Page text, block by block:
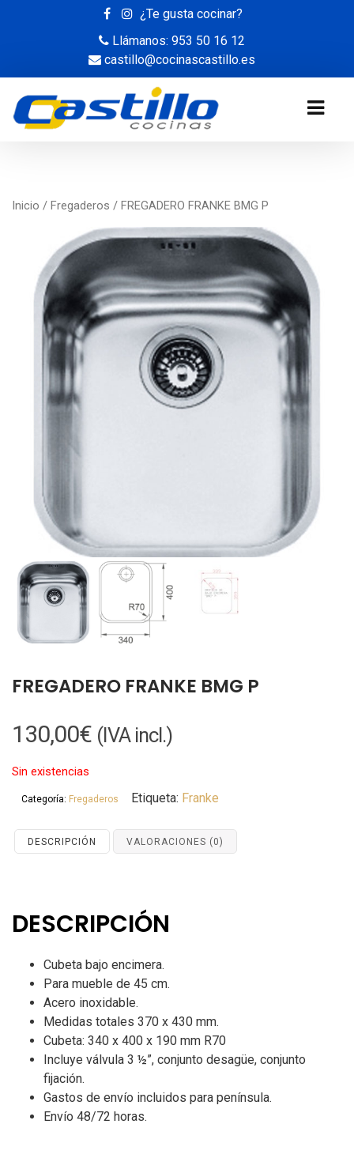
¿Te gusta cocinar?
Llámanos: 953 50 16 12
castillo@cocinascastillo.es
Inicio / Fregaderos / FREGADERO FRANKE BMG P
FREGADERO FRANKE BMG P
130,00€ (IVA incl.)
Sin existencias
Categoría: Fregaderos Etiqueta: Franke
DESCRIPCIÓN VALORACIONES (0)
DESCRIPCIÓN
Cubeta bajo encimera.
Para mueble de 45 cm.
Acero inoxidable.
Medidas totales 370 x 430 mm.
Cubeta: 340 x 400 x 190 mm R70
Incluye válvula 3 ½”, conjunto desagüe, conjunto
fijación.
Gastos de envío incluidos para península.
Envío 48/72 horas.